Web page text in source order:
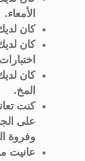
الأمعاء.
كان
كان
كان
المخ.
كنت
على
وفروة
عانيت